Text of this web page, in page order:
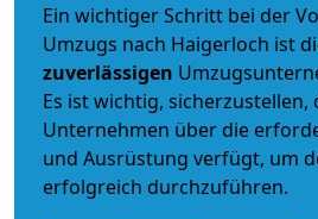
Ein wichtiger Schritt bei der
Umzugs nach Haigerloch ist
zuverlässigen
Es ist wichtig, sicherzustellen,
Unternehmen über die
und Ausrüstung verfügt, um
erfolgreich durchzuführen.